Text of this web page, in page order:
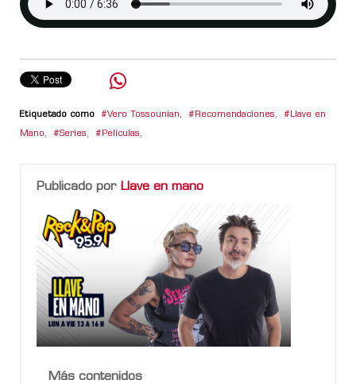
Etiquetado como Vero Tossounian, Recomendaciones, Llave en
Mano, Series, Películas,
Publicado por Llave en mano
Más contenidos